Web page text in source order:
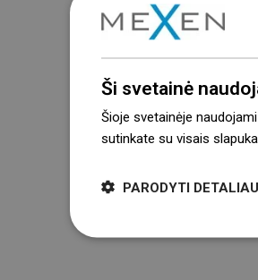
Ši svetainė
Šioje svetainėje
sutinkate su visais
PARODYTI DETALIAU